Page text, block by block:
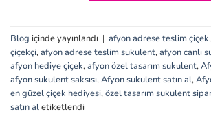
Blog içinde yayınlandı | afyon adrese teslim çiçek,
çiçekçi,afyon adrese teslim sukulent,afyon canlı
afyon hediye çiçek,afyon özel tasarım sukulent,
afyon sukulent saksısı,Afyon sukulent satın al,
en güzel çiçek hediyesi,özel tasarım sukulent
satın aletiketlendi